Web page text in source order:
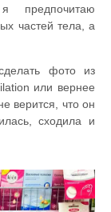
предпочитаю
частей тела, а
фото из
или вернее
верится, что он
сходила и